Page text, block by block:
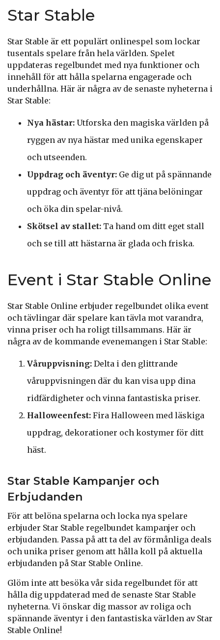
Star Stable
Star Stable är ett populärt onlinespel som lockar
tusentals spelare från hela världen. Spelet
uppdateras regelbundet med nya funktioner och
innehåll för att hålla spelarna engagerade och
underhållna. Här är några av de senaste nyheterna i
Star Stable:
Nya hästar: Utforska den magiska världen på
ryggen av nya hästar med unika egenskaper
och utseenden.
Uppdrag och äventyr: Ge dig ut på spännande
uppdrag och äventyr för att tjäna belöningar
och öka din spelar-nivå.
Skötsel av stallet: Ta hand om ditt eget stall
och se till att hästarna är glada och friska.
Event i Star Stable Online
Star Stable Online erbjuder regelbundet olika event
och tävlingar där spelare kan tävla mot varandra,
vinna priser och ha roligt tillsammans. Här är
några av de kommande evenemangen i Star Stable:
Våruppvisning: Delta i den glittrande
våruppvisningen där du kan visa upp dina
ridfärdigheter och vinna fantastiska priser.
Halloweenfest: Fira Halloween med läskiga
uppdrag, dekorationer och kostymer för ditt
häst.
Star Stable Kampanjer och
Erbjudanden
För att belöna spelarna och locka nya spelare
erbjuder Star Stable regelbundet kampanjer och
erbjudanden. Passa på att ta del av förmånliga deals
och unika priser genom att hålla koll på aktuella
erbjudanden på Star Stable Online.
Glöm inte att besöka vår sida regelbundet för att
hålla dig uppdaterad med de senaste Star Stable
nyheterna. Vi önskar dig massor av roliga och
spännande äventyr i den fantastiska världen av Star
Stable Online!